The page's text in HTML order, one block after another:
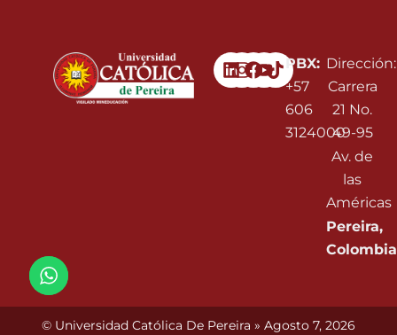
Linkedin
Instagram
Facebook
Youtube
PBX:
+57
606
3124000
Dirección:
Carrera
21 No.
49-95
Av. de
las
Américas
Pereira,
Colombia
© Universidad Católica De Pereira » Agosto 7, 2026